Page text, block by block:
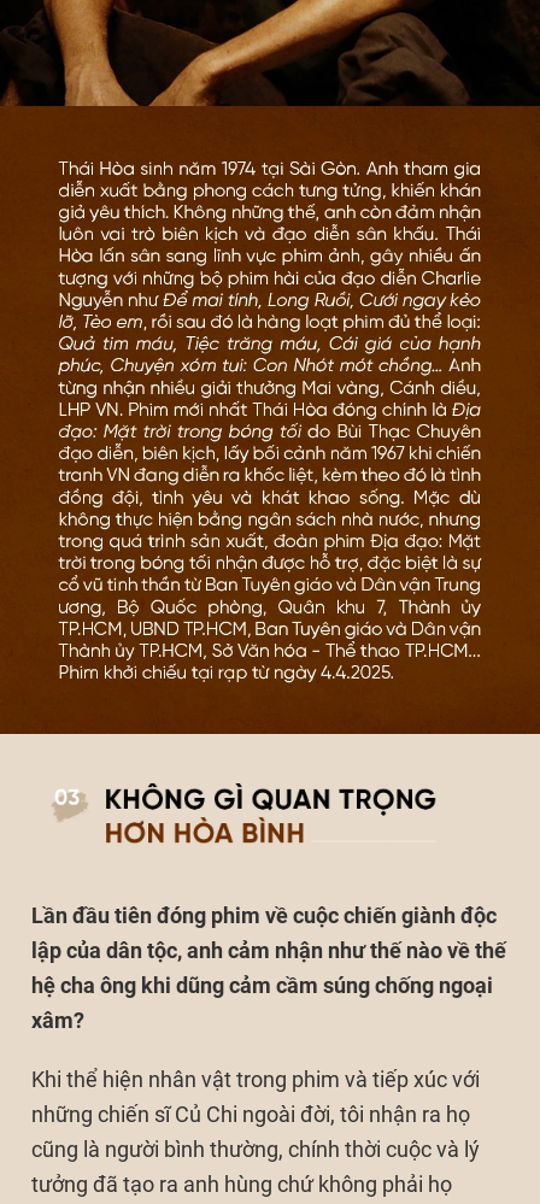
Lần đầu tiên đóng phim về cuộc chiến giành độc
lập của dân tộc, anh cảm nhận như thế nào về thế
hệ cha ông khi dũng cảm cầm súng chống ngoại
xâm?
Khi thể hiện nhân vật trong phim và tiếp xúc với
những chiến sĩ Củ Chi ngoài đời, tôi nhận ra họ
cũng là người bình thường, chính thời cuộc và lý
tưởng đã tạo ra anh hùng chứ không phải họ